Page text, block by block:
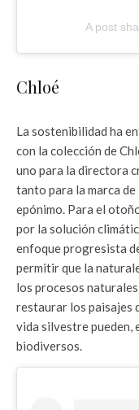
A post
Chloé
La sostenibilidad ha
con la colección de
uno para la directora
tanto para la marca
epónimo. Para el
por la solución
enfoque progresista
permitir que la
los procesos
restaurar los paisajes
vida silvestre pueden,
biodiversos.